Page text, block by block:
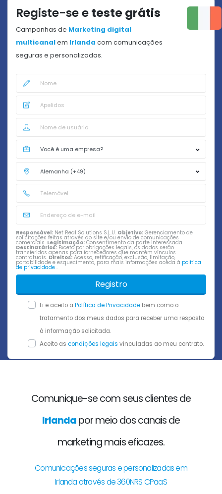
Registe-se eteste grátis
Campanhas de Marketing digital
multicanalem Irlanda com comunicações
seguras e personalizadas.
Responsável: Net Real Solutions S.L.U. Objetivo: Gerenciamento de
solicitações feitas através do site e/ou envio de comunicações
comerciais. Legitimação: Consentimento da parte interessada.
Destinatários: Exceto por obrigações legais, os dados serão
transferidos apenas para fornecedores que mantêm vínculos
contratuais. Direitos: Acesso, retificação, exclusão, limitação,
portabilidade e esquecimento, para mais informações aceda à política
de privacidade .
Registro
Li e aceito a Política de Privacidade bem como o
tratamento dos meus dados para receber uma resposta
à informação solicitada.
Aceito as condições legais vinculadas ao meu contrato.
Comunique-se com seus clientes de
Irlandapor meio dos canais de
marketing mais eficazes.
Comunicações seguras e personalizadas em
Irlanda através de 360NRS CPaaS